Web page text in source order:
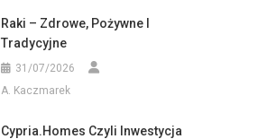
Raki – Zdrowe, Pożywne I
Tradycyjne
31/07/2026
A. Kaczmarek
Cypria.homes Czyli Inwestycja